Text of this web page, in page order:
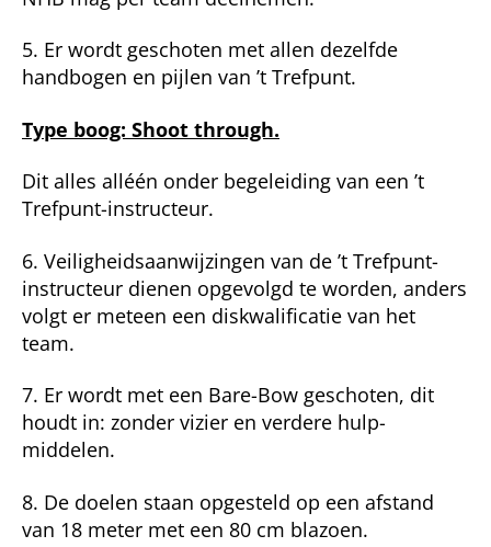
5. Er wordt geschoten met allen dezelfde
handbogen en pijlen van ’t Trefpunt.
Type boog: Shoot through.
Dit alles alléén onder begeleiding van een ’t
Trefpunt-instructeur.
6. Veiligheidsaanwijzingen van de ’t Trefpunt-
instructeur dienen opge­volgd te worden, anders
volgt er meteen een diskwalificatie van het
team.
7. Er wordt met een Bare-Bow geschoten, dit
houdt in: zonder vizier en verdere hulp­
middelen.
8. De doelen staan opgesteld op een afstand
van 18 meter met een 80 cm blazoen.